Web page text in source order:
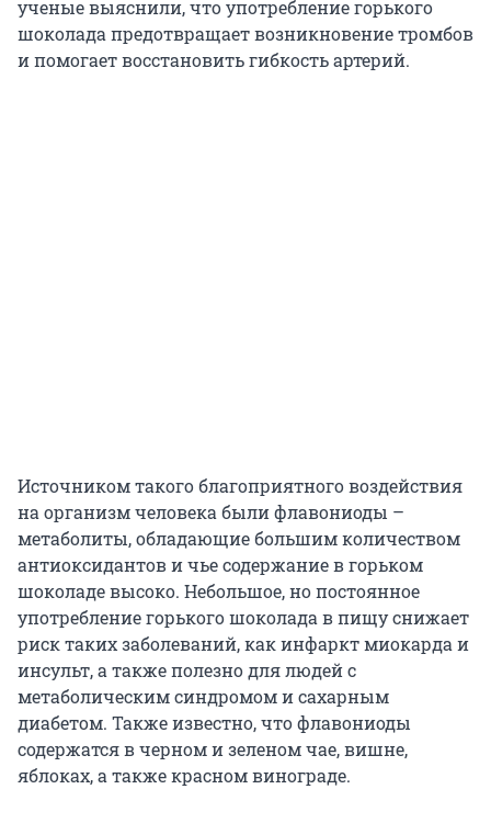
ученые выяснили, что употребление горького
шоколада предотвращает возникновение тромбов
и помогает восстановить гибкость артерий.
Источником такого благоприятного воздействия
на организм человека были флавониоды –
метаболиты, обладающие большим количеством
антиоксидантов и чье содержание в горьком
шоколаде высоко. Небольшое, но постоянное
употребление горького шоколада в пищу снижает
риск таких заболеваний, как инфаркт миокарда и
инсульт, а также полезно для людей с
метаболическим синдромом и сахарным
диабетом. Также известно, что флавониоды
содержатся в черном и зеленом чае, вишне,
яблоках, а также красном винограде.